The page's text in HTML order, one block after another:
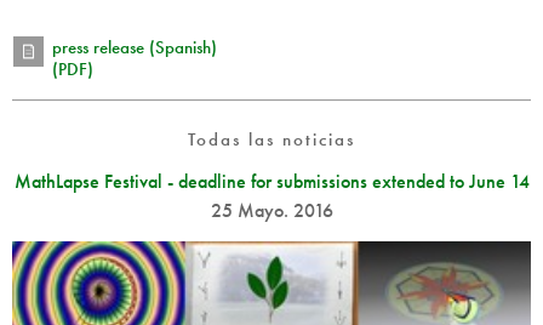
press release (Spanish)
(PDF)
Todas las noticias
MathLapse Festival - deadline for submissions extended to June 14
25 Mayo. 2016